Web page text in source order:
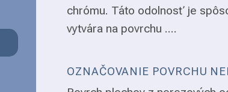
chrómu. Táto odolnosť je
vytvára na povrchu ....
OZNAČOVANIE POVRCHU